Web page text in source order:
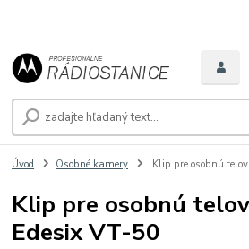
Úvod Osobné kamery Klip pre osobnú
Klip pre osobnú
Edesix VT-50